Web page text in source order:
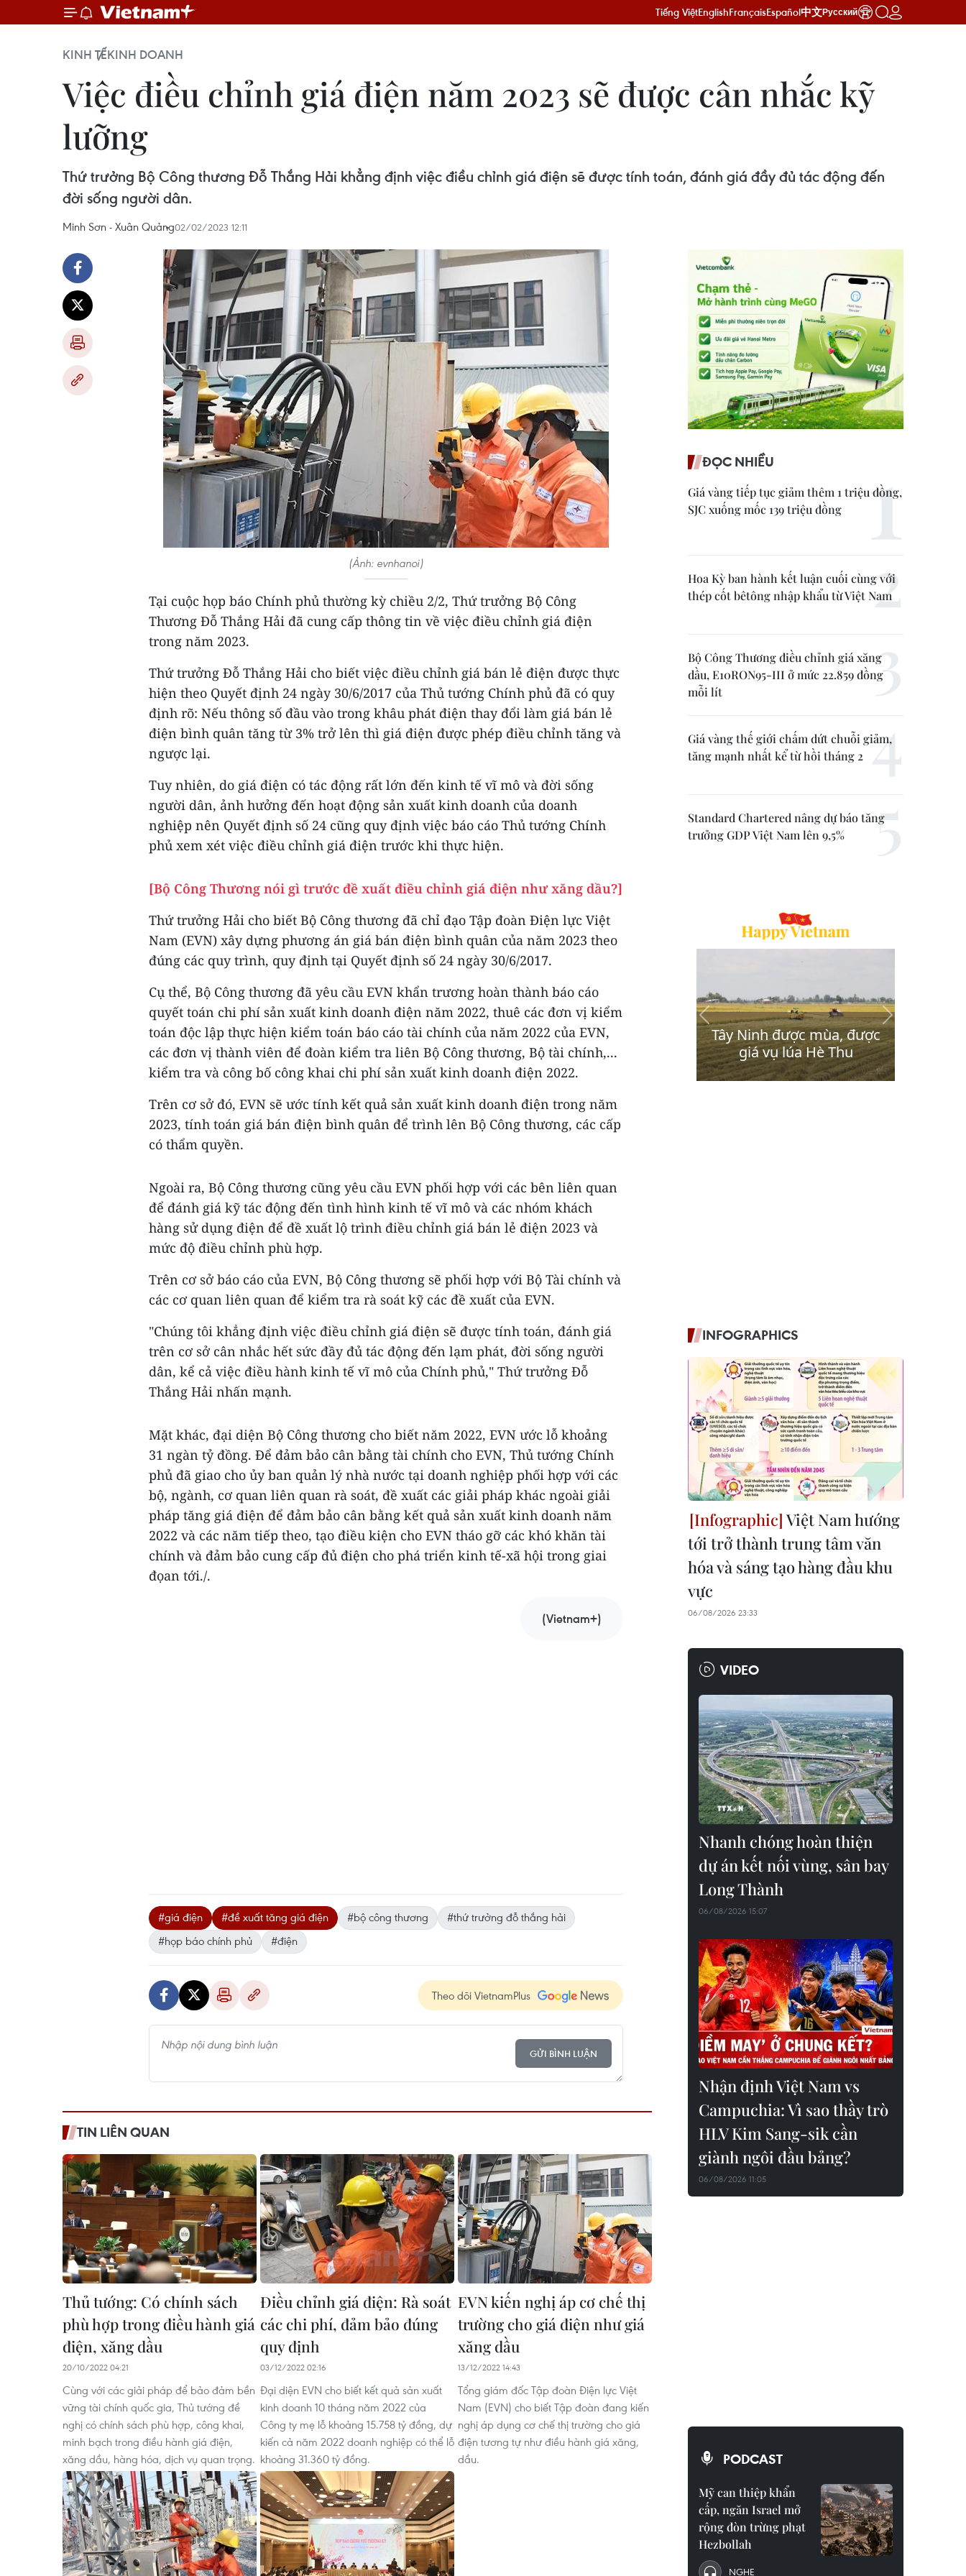
Tiếng ViệtEnglishFrançaisEspañol中文Русский
KINH TẾKINH DOANH
Việc điều chỉnh giá điện năm 2023 sẽ được cân nhắc kỹ
lưỡng
Thứ trưởng Bộ Công thương Đỗ Thắng Hải khẳng định việc điều chỉnh giá điện sẽ được tính toán, đánh giá đầy đủ tác động đến
đời sống người dân.
Minh Sơn - Xuân Quảng02/02/2023 12:11
(Ảnh: evnhanoi)
Tại cuộc họp báo Chính phủ thường kỳ chiều 2/2, Thứ trưởng Bộ Công
Thương Đỗ Thắng Hải đã cung cấp thông tin về việc điều chỉnh giá điện
trong năm 2023.
Thứ trưởng Đỗ Thắng Hải cho biết việc điều chỉnh giá bán lẻ điện được thực
hiện theo Quyết định 24 ngày 30/6/2017 của Thủ tướng Chính phủ đã có quy
định rõ: Nếu thông số đầu vào trong khâu phát điện thay đổi làm giá bán lẻ
điện bình quân tăng từ 3% trở lên thì giá điện được phép điều chỉnh tăng và
ngược lại.
Tuy nhiên, do giá điện có tác động rất lớn đến kinh tế vĩ mô và đời sống
người dân, ảnh hưởng đến hoạt động sản xuất kinh doanh của doanh
nghiệp nên Quyết định số 24 cũng quy định việc báo cáo Thủ tướng Chính
phủ xem xét việc điều chỉnh giá điện trước khi thực hiện.
[Bộ Công Thương nói gì trước đề xuất điều chỉnh giá điện như xăng dầu?]
Thứ trưởng Hải cho biết Bộ Công thương đã chỉ đạo Tập đoàn Điện lực Việt
Nam (EVN) xây dựng phương án giá bán điện bình quân của năm 2023 theo
đúng các quy trình, quy định tại Quyết định số 24 ngày 30/6/2017.
Cụ thể, Bộ Công thương đã yêu cầu EVN khẩn trương hoàn thành báo cáo
quyết toán chi phí sản xuất kinh doanh điện năm 2022, thuê các đơn vị kiểm
toán độc lập thực hiện kiểm toán báo cáo tài chính của năm 2022 của EVN,
các đơn vị thành viên để đoàn kiểm tra liên Bộ Công thương, Bộ tài chính,...
kiểm tra và công bố công khai chi phí sản xuất kinh doanh điện 2022.
Trên cơ sở đó, EVN sẽ ước tính kết quả sản xuất kinh doanh điện trong năm
2023, tính toán giá bán điện bình quân để trình lên Bộ Công thương, các cấp
có thẩm quyền.
Ngoài ra, Bộ Công thương cũng yêu cầu EVN phối hợp với các bên liên quan
để đánh giá kỹ tác động đến tình hình kinh tế vĩ mô và các nhóm khách
hàng sử dụng điện để đề xuất lộ trình điều chỉnh giá bán lẻ điện 2023 và
mức độ điều chỉnh phù hợp.
Trên cơ sở báo cáo của EVN, Bộ Công thương sẽ phối hợp với Bộ Tài chính và
các cơ quan liên quan để kiểm tra rà soát kỹ các đề xuất của EVN.
"Chúng tôi khẳng định việc điều chỉnh giá điện sẽ được tính toán, đánh giá
trên cơ sở cân nhắc hết sức đầy đủ tác động đến lạm phát, đời sống người
dân, kể cả việc điều hành kinh tế vĩ mô của Chính phủ," Thứ trưởng Đỗ
Thắng Hải nhấn mạnh.
Mặt khác, đại diện Bộ Công thương cho biết năm 2022, EVN ước lỗ khoảng
31 ngàn tỷ đồng. Để đảm bảo cân bằng tài chính cho EVN, Thủ tướng Chính
phủ đã giao cho ủy ban quản lý nhà nước tại doanh nghiệp phối hợp với các
bộ, ngành, cơ quan liên quan rà soát, đề xuất các giải pháp khác ngoài giải
pháp tăng giá điện để đảm bảo cân bằng kết quả sản xuất kinh doanh năm
2022 và các năm tiếp theo, tạo điều kiện cho EVN tháo gỡ các khó khăn tài
chính và đảm bảo cung cấp đủ điện cho phá triển kinh tế-xã hội trong giai
đọan tới./.
(Vietnam+)
#giá điện #đề xuất tăng giá điện #bộ công thương
#thứ trưởng đỗ thắng hải
#họp báo chính phủ
#điện
Theo dõi VietnamPlus
GỬI BÌNH LUẬN
TIN LIÊN QUAN
Thủ tướng: Có chính sách
phù hợp trong điều hành giá
điện, xăng dầu
20/10/2022 04:21
Cùng với các giải pháp để bảo đảm bền
vững tài chính quốc gia, Thủ tướng đề
nghị có chính sách phù hợp, công khai,
minh bạch trong điều hành giá điện,
xăng dầu, hàng hóa, dịch vụ quan trọng.
Điều chỉnh giá điện: Rà soát
các chi phí, đảm bảo đúng
quy định
03/12/2022 02:16
Đại diện EVN cho biết kết quả sản xuất
kinh doanh 10 tháng năm 2022 của
Công ty mẹ lỗ khoảng 15.758 tỷ đồng, dự
kiến cả năm 2022 doanh nghiệp có thể lỗ
khoảng 31.360 tỷ đồng.
EVN kiến nghị áp cơ chế thị
trường cho giá điện như giá
xăng dầu
13/12/2022 14:43
Tổng giám đốc Tập đoàn Điện lực Việt
Nam (EVN) cho biết Tập đoàn đang kiến
nghị áp dụng cơ chế thị trường cho giá
điện tương tự như điều hành giá xăng,
dầu.
ĐỌC NHIỀU
Giá vàng tiếp tục giảm thêm 1 triệu đồng,
SJC xuống mốc 139 triệu đồng
Hoa Kỳ ban hành kết luận cuối cùng với
thép cốt bêtông nhập khẩu từ Việt Nam
Bộ Công Thương điều chỉnh giá xăng
dầu, E10RON95-III ở mức 22.859 đồng
mỗi lít
Giá vàng thế giới chấm dứt chuỗi giảm,
tăng mạnh nhất kể từ hồi tháng 2
Standard Chartered nâng dự báo tăng
trưởng GDP Việt Nam lên 9,5%
INFOGRAPHICS
Việt Nam hướng
tới trở thành trung tâm văn
hóa và sáng tạo hàng đầu khu
vực
06/08/2026 23:33
VIDEO
Nhanh chóng hoàn thiện
dự án kết nối vùng, sân bay
Long Thành
06/08/2026 15:07
Nhận định Việt Nam vs
Campuchia: Vì sao thầy trò
HLV Kim Sang-sik cần
giành ngôi đầu bảng?
06/08/2026 11:05
PODCAST
Mỹ can thiệp khẩn
cấp, ngăn Israel mở
rộng đòn trừng phạt
Hezbollah
NGHE